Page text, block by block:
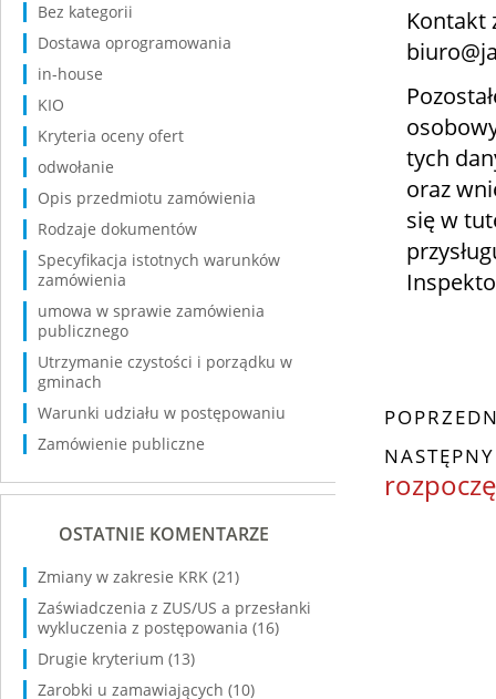
Kontakt
tych
oraz
się w
Bez kategorii
Dostawa oprogramowania
in-house
KIO
Kryteria oceny ofert
odwołanie
Opis przedmiotu zamówienia
Rodzaje dokumentów
Specyfikacja istotnych warunków
zamówienia
umowa w sprawie zamówienia
publicznego
Utrzymanie czystości i porządku w
gminach
Warunki udziału w postępowaniu
Zamówienie publiczne
OSTATNIE KOMENTARZE
Zmiany w zakresie KRK (21)
Zaświadczenia z ZUS/US a przesłanki
wykluczenia z postępowania (16)
Drugie kryterium (13)
Zarobki u zamawiających (10)